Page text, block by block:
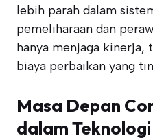
lebih parah dalam
pemeliharaan dan
hanya menjaga kinerja,
biaya perbaikan yang
Masa Depan
dalam